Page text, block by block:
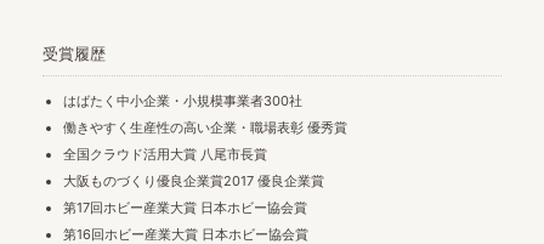
受賞履歴
はばたく中小企業・小規模事業者300社
働きやすく生産性の高い企業・職場表彰 優秀賞
全国クラウド活用大賞 八尾市長賞
大阪ものづくり優良企業賞2017 優良企業賞
第17回ホビー産業大賞 日本ホビー協会賞
第16回ホビー産業大賞 日本ホビー協会賞